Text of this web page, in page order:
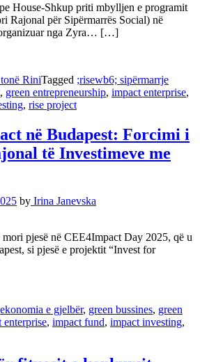
House-Shkup priti mbylljen e programit
Rajonal për Sipërmarrës Social) në
nga Zyra… […]
RiniTagged ;risewb6; sipërmarrje
, green entrepreneurship, impact enterprise,
, rise project
në Budapest: Forcimi i
të Investimeve me
by Irina Janevska
pjesë në CEE4Impact Day 2025, që u
si pjesë e projektit “Invest for
ekonomia e gjelbër, green bussines, green
enterprise, impact fund, impact investing,